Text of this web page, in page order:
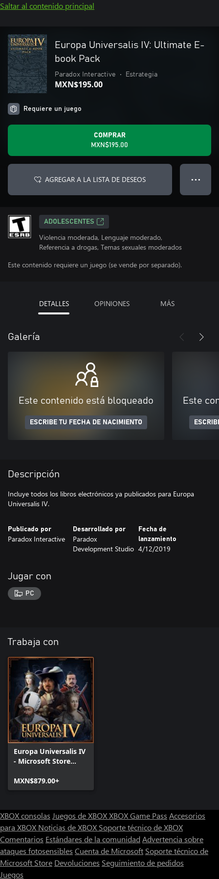
Saltar al contenido principal
Europa Universalis IV: Ultimate E-
book Pack
Paradox Interactive • Estrategia
MXN$195.00
Requiere un juego
COMPRAR
MXN$195.00
AGREGAR A LA LISTA DE DESEOS ● ● ●
ADOLESCENTES
Violencia moderada, Lenguaje moderado,
Referencia a drogas, Temas sexuales moderados
Este contenido requiere un juego (se vende por separado).
DETALLES OPINIONES MÁS
Galería
Este contenido está bloqueado
ESCRIBE TU FECHA DE NACIMIENTO
Este
Descripción
Incluye todos los libros electrónicos ya publicados para Europa
Universalis IV.
Publicado por
Paradox Interactive
Desarrollado por
Paradox
Development Studio
Fecha de
lanzamiento
4/12/2019
Jugar con
PC
Trabaja con
Europa Universalis IV
- Microsoft Store
MXN$879.00+
XBOX consolas Juegos de XBOXXBOX Game Pass Accesorios
para XBOX Noticias de XBOX Soporte técnico de XBOX
Comentarios Estándares de la comunidad Advertencia sobre
ataques fotosensibles Cuenta de Microsoft Soporte técnico de
Microsoft Store Devoluciones Seguimiento de pedidos
Juegos